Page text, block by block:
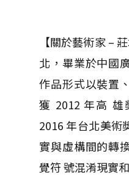
【關於藝術家 –
北，畢業於中國
作品形式以裝置
獲 2012 年高 雄
2016 年台北美術
實與虛構間的轉
覺符 號混淆現實